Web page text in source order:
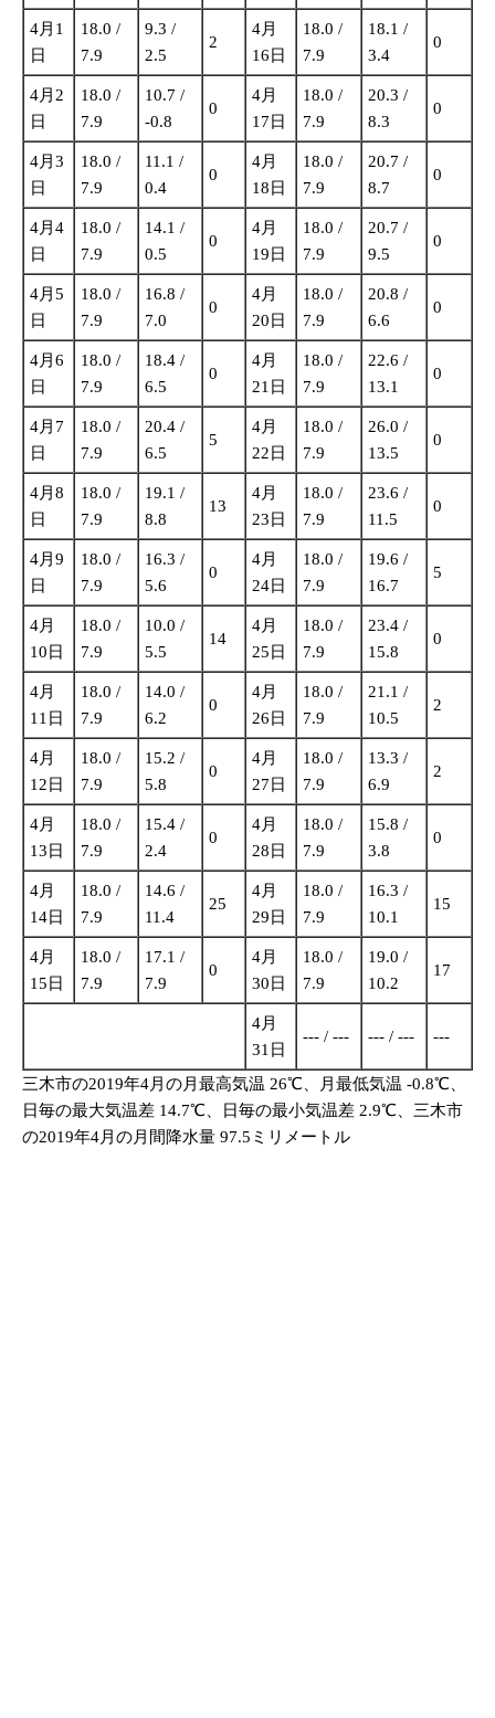
4月1
日
18.0 /
7.9
9.3 /
2.5
2
4月
16日
18.0 /
7.9
18.1 /
3.4
0
4月2
日
18.0 /
7.9
10.7 /
-0.8
0
4月
17日
18.0 /
7.9
20.3 /
8.3
0
4月3
日
18.0 /
7.9
11.1 /
0.4
0
4月
18日
18.0 /
7.9
20.7 /
8.7
0
4月4
日
18.0 /
7.9
14.1 /
0.5
0
4月
19日
18.0 /
7.9
20.7 /
9.5
0
4月5
日
18.0 /
7.9
16.8 /
7.0
0
4月
20日
18.0 /
7.9
20.8 /
6.6
0
4月6
日
18.0 /
7.9
18.4 /
6.5
0
4月
21日
18.0 /
7.9
22.6 /
13.1
0
4月7
日
18.0 /
7.9
20.4 /
6.5
5
4月
22日
18.0 /
7.9
26.0 /
13.5
0
4月8
日
18.0 /
7.9
19.1 /
8.8
13
4月
23日
18.0 /
7.9
23.6 /
11.5
0
4月9
日
18.0 /
7.9
16.3 /
5.6
0
4月
24日
18.0 /
7.9
19.6 /
16.7
5
4月
10日
18.0 /
7.9
10.0 /
5.5
14
4月
25日
18.0 /
7.9
23.4 /
15.8
0
4月
11日
18.0 /
7.9
14.0 /
6.2
0
4月
26日
18.0 /
7.9
21.1 /
10.5
2
4月
12日
18.0 /
7.9
15.2 /
5.8
0
4月
27日
18.0 /
7.9
13.3 /
6.9
2
4月
13日
18.0 /
7.9
15.4 /
2.4
0
4月
28日
18.0 /
7.9
15.8 /
3.8
0
4月
14日
18.0 /
7.9
14.6 /
11.4
25
4月
29日
18.0 /
7.9
16.3 /
10.1
15
4月
15日
18.0 /
7.9
17.1 /
7.9
0
4月
30日
18.0 /
7.9
19.0 /
10.2
17
4月
31日
--- / --- --- / --- ---
三木市の2019年4月の月最高気温 26℃、月最低気温 -0.8℃、
日毎の最大気温差 14.7℃、日毎の最小気温差 2.9℃、三木市
の2019年4月の月間降水量 97.5ミリメートル